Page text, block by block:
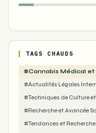
TAGS CHAUDS
#Cannabis Médical et
#Actualités Légales
#Techniques de Culture
#Recherche et Avancée
#Tendances et